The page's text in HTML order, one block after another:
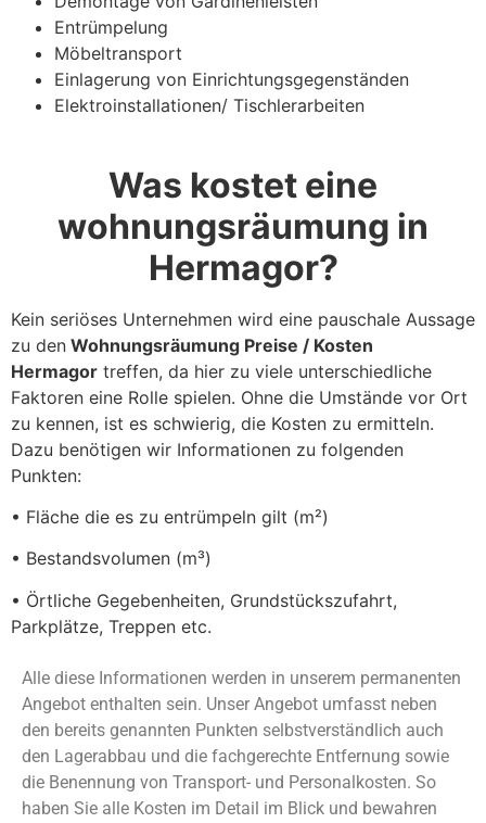
Entrümpelung
Möbeltransport
Einlagerung von Einrichtungsgegenständen
Elektroinstallationen/ Tischlerarbeiten
Was kostet eine
wohnungsräumung in
Hermagor?
Kein seriöses Unternehmen wird eine pauschale Aussage
zu den Wohnungsräumung Preise / Kosten
Hermagor treffen, da hier zu viele unterschiedliche
Faktoren eine Rolle spielen. Ohne die Umstände vor Ort
zu kennen, ist es schwierig, die Kosten zu ermitteln.
Dazu benötigen wir Informationen zu folgenden
Punkten:
• Fläche die es zu entrümpeln gilt (m²)
• Bestandsvolumen (m³)
• Örtliche Gegebenheiten, Grundstückszufahrt,
Parkplätze, Treppen etc.
Alle diese Informationen werden in unserem permanenten
Angebot enthalten sein. Unser Angebot umfasst neben
den bereits genannten Punkten selbstverständlich auch
den Lagerabbau und die fachgerechte Entfernung sowie
die Benennung von Transport- und Personalkosten. So
haben Sie alle Kosten im Detail im Blick und bewahren